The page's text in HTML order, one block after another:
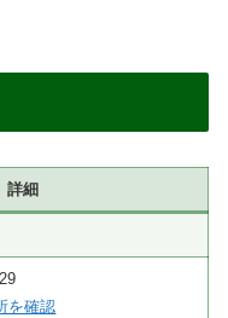
詳細
を確認